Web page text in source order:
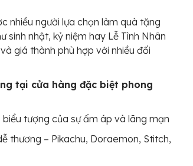
nhiều người lựa chọn làm quà tặng
sinh nhật, kỷ niệm hay Lễ Tình Nhân
giá thành phù hợp với nhiều đối
tại cửa hàng đặc biệt phong
biểu tượng của sự ấm áp và lãng mạn
thương – Pikachu, Doraemon, Stitch,